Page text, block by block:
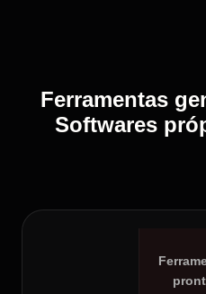
Ferramentas
Softwares